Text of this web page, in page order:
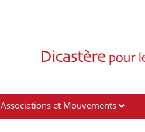
Associations et Mouvements